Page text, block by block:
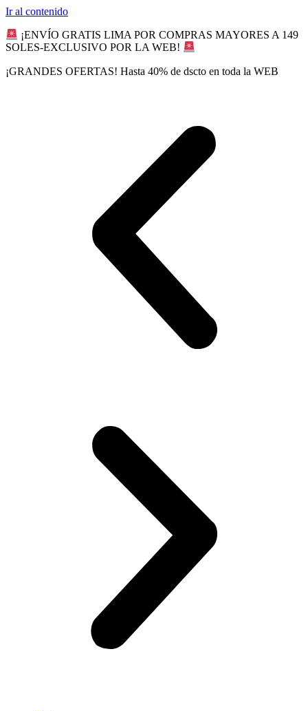
Ir al contenido
¡ENVÍO GRATIS LIMA POR COMPRAS MAYORES A 149
SOLES-EXCLUSIVO POR LA WEB!
¡GRANDES OFERTAS! Hasta 40% de dscto en toda la WEB